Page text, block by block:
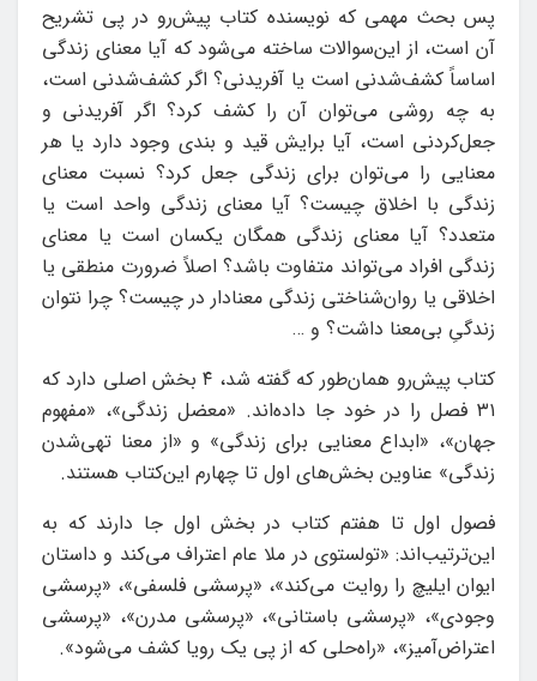
پس بحث مهمی که نویسنده کتاب پیش‌رو در پی تشریح
آن است، از این‌سوالات ساخته می‌شود که آیا معنای زندگی
اساساً کشف‌شدنی است یا آفریدنی؟ اگر کشف‌شدنی است،
به چه روشی می‌توان آن را کشف کرد؟ اگر آفریدنی و
جعل‌کردنی است، آیا برایش قید و بندی وجود دارد یا هر
معنایی را می‌توان برای زندگی جعل کرد؟ نسبت معنای
زندگی با اخلاق چیست؟ آیا معنای زندگی واحد است یا
متعدد؟ آیا معنای زندگی همگان یکسان است یا معنای
زندگی افراد می‌تواند متفاوت باشد؟ اصلاً ضرورت منطقی یا
اخلاقی یا روان‌شناختی زندگی معنادار در چیست؟ چرا نتوان
زندگیِ بی‌معنا داشت؟ و …
کتاب پیش‌رو همان‌طور که گفته شد، ۴ بخش اصلی دارد که
۳۱ فصل را در خود جا داده‌اند. «معضل زندگی»، «مفهوم
جهان»، «ابداع معنایی برای زندگی» و «از معنا تهی‌شدن
زندگی» عناوین بخش‌های اول تا چهارم این‌کتاب هستند.
فصول اول تا هفتم کتاب در بخش اول جا دارند که به
این‌ترتیب‌اند: «تولستوی در ملا عام اعتراف می‌کند و داستان
ایوان ایلیچ را روایت می‌کند»، «پرسشی فلسفی»، «پرسشی
وجودی»، «پرسشی باستانی»، «پرسشی مدرن»، «پرسشی
اعتراض‌آمیز»، «راه‌حلی که از پی یک رویا کشف می‌شود».